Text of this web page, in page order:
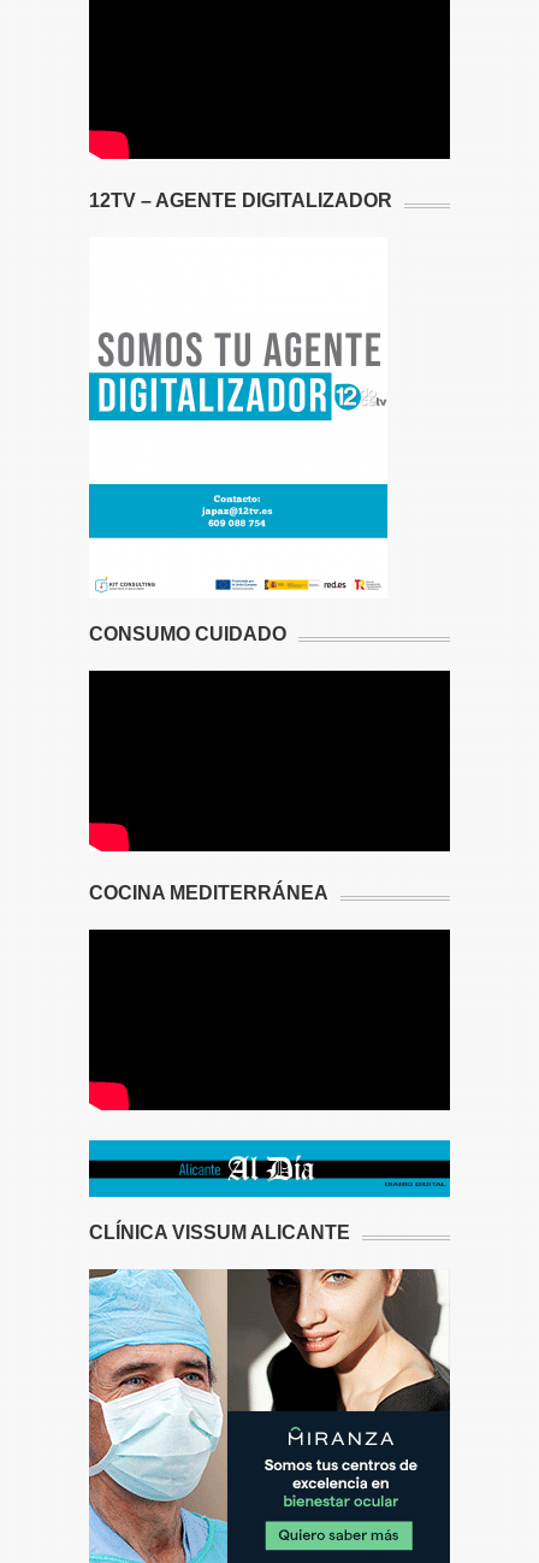
12TV – AGENTE DIGITALIZADOR
CONSUMO CUIDADO
COCINA MEDITERRÁNEA
CLÍNICA VISSUM ALICANTE